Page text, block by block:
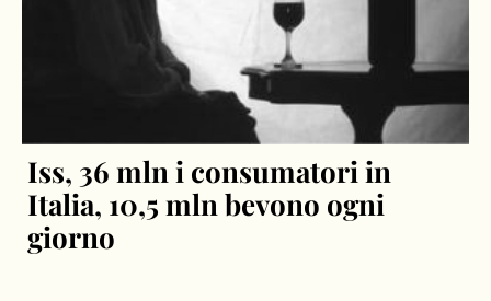
Iss, 36 mln i consumatori in
Italia, 10,5 mln bevono ogni
giorno